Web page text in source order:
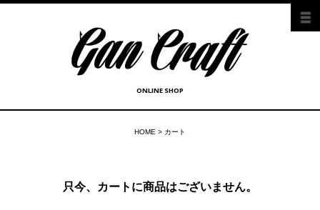
ONLINE SHOP
HOME > カート
只今、カートに商品はございません。